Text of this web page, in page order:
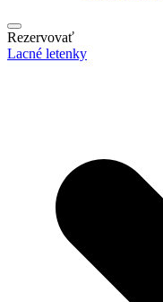
Rezervovať
Lacné letenky